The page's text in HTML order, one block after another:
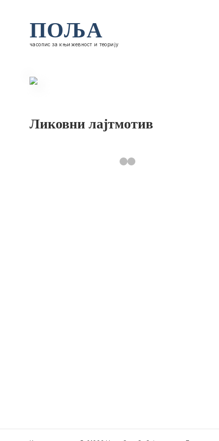
ПОЉА
часопис за књижевност и теорију
Ликовни лајтмотив